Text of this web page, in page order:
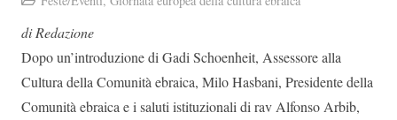
di Redazione
Dopo un’introduzione di Gadi Schoenheit, Assessore alla
Cultura della Comunità ebraica, Milo Hasbani, Presidente della
Comunità ebraica e i saluti istituzionali di rav Alfonso Arbib,